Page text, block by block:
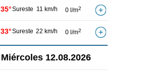
35°Sureste 11 km/h 0 l/m2
33°Sureste 22 km/h 0 l/m2
Miércoles 12.08.2026